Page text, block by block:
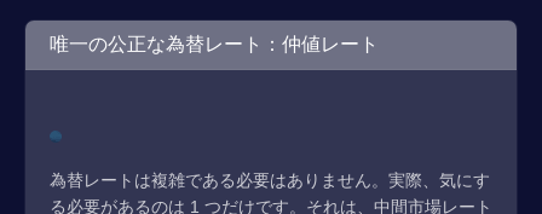
唯一の公正な為替レート：仲値レート
為替レートは複雑である必要はありません。実際、気にす
る必要があるのは 1 つだけです。それは、中間市場レート